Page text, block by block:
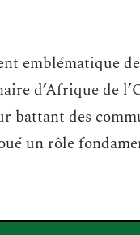
emblématique
d’Afrique de
battant des
un rôle